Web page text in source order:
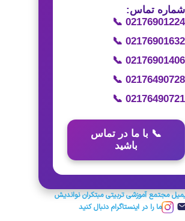
شماره تماس:
📞 02176901224
📞 02176901632
📞 02176901406
📞 02176490728
📞 02176490721
📞 با ما در تماس
باشید
مجتمع آموزشی تربیتی مبتکران نواندیش
ما را در اینستاگرام دنبال کنید